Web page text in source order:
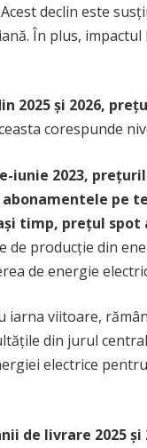
Acest declin este
În plus,
2025 și 2026,
corespunde
iunie 2023,
pe
timp, prețul
de producție din
de energie
viitoare,
din jurul
electrice
de livrare 2025 și